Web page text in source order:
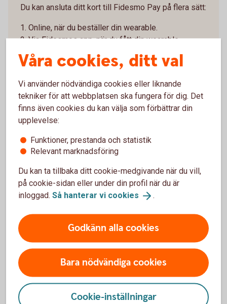
Du kan ansluta ditt kort till Fidesmo Pay på flera sätt:
1. Online, när du beställer din wearable.
2. Via Fidesmos app, när du fått din wearable.
3. I butik, när du köper enheten som stödjer Fidesmo
Pay.
4. När du har fått hem din wearable – Installera
appen Fidesmo
Ladda ner appen Fidesmo från Google Play eller
App store. Lägg in dina kortuppgifter i appen genom
samband med beställningen.
5. Identifiera dig i Fidesmos app för att aktivera
din wearable
Slutför anslutningen genom att signera med Mobilt
BankID och följa instruktionerna.
6. Klart!
Du är nu redo att börja använda din wearable i butik.
Du betalar genom att blippa din wearable mot
terminalen där symbolen för kontaktlösa betalningar
visas.
Våra cookies, ditt val
Vi använder nödvändiga cookies eller liknande
tekniker för att webbplatsen ska fungera för dig. Det
finns även cookies du kan välja som förbättrar din
upplevelse:
Funktioner, prestanda och statistik
Relevant marknadsföring
Du kan ta tillbaka ditt cookie-medgivande när du vill,
på cookie-sidan eller under din profil när du är
inloggad. Så hanterar vi cookies .
Godkänn alla cookies
Bara nödvändiga cookies
Cookie-inställningar